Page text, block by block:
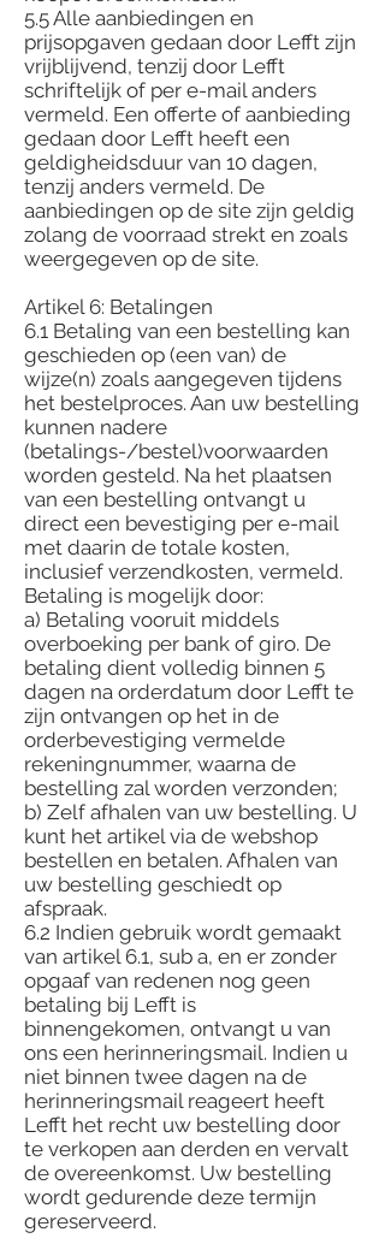
5.5 Alle aanbiedingen en
prijsopgaven gedaan door Lefft zijn
vrijblijvend, tenzij door Lefft
schriftelijk of per e-mail anders
vermeld. Een offerte of aanbieding
gedaan door Lefft heeft een
geldigheidsduur van 10 dagen,
tenzij anders vermeld. De
aanbiedingen op de site zijn geldig
zolang de voorraad strekt en zoals
weergegeven op de site.
Artikel 6: Betalingen
6.1 Betaling van een bestelling kan
geschieden op (een van) de
wijze(n) zoals aangegeven tijdens
het bestelproces. Aan uw bestelling
kunnen nadere
(betalings-/bestel)voorwaarden
worden gesteld. Na het plaatsen
van een bestelling ontvangt u
direct een bevestiging per e-mail
met daarin de totale kosten,
inclusief verzendkosten, vermeld.
Betaling is mogelijk door:
a) Betaling vooruit middels
overboeking per bank of giro. De
betaling dient volledig binnen 5
dagen na orderdatum door Lefft te
zijn ontvangen op het in de
orderbevestiging vermelde
rekeningnummer, waarna de
bestelling zal worden verzonden;
b) Zelf afhalen van uw bestelling. U
kunt het artikel via de webshop
bestellen en betalen. Afhalen van
uw bestelling geschiedt op
afspraak.
6.2 Indien gebruik wordt gemaakt
van artikel 6.1, sub a, en er zonder
opgaaf van redenen nog geen
betaling bij Lefft is
binnengekomen, ontvangt u van
ons een herinneringsmail. Indien u
niet binnen twee dagen na de
herinneringsmail reageert heeft
Lefft het recht uw bestelling door
te verkopen aan derden en vervalt
de overeenkomst. Uw bestelling
wordt gedurende deze termijn
gereserveerd.